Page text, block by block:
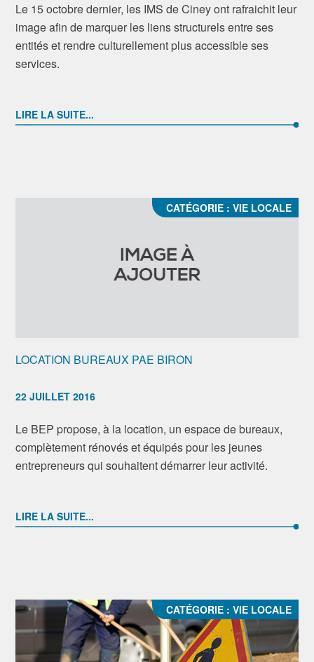
Le 15 octobre dernier, les IMS de Ciney ont rafraichit leur
image afin de marquer les liens structurels entre ses
entités et rendre culturellement plus accessible ses
services.
LIRE LA SUITE...
LOCATION BUREAUX PAE BIRON
22 JUILLET 2016
Le BEP propose, à la location, un espace de bureaux,
complètement rénovés et équipés pour les jeunes
entrepreneurs qui souhaitent démarrer leur activité.
CATÉGORIE : VIE LOCALE
LIRE LA SUITE...
CATÉGORIE : VIE LOCALE